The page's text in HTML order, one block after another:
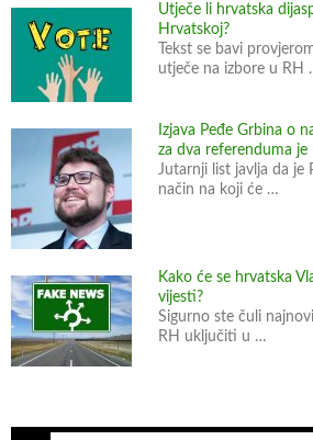
a
Utječe li hrvatska
Hrvatskoj?
Tekst se bavi
utječe na izbore u RH
Izjava Peđe Grbina o
za dva referenduma je
Jutarnji list javlja da je
način na koji će …
Kako će se hrvatska
vijesti?
Sigurno ste čuli
RH uključiti u …